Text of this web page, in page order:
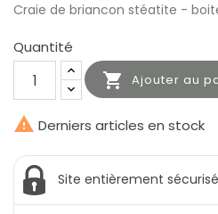
Craie de briancon stéatite -
Quantité
 Ajouter au
 Derniers articles en stock
Site entièrement sécurisé